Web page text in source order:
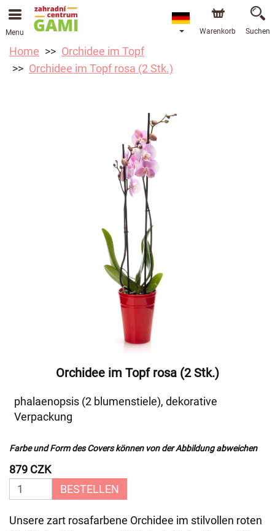
Menu Warenkorb Suchen
Home
Orchidee im Topf
Orchidee im Topf rosa (2 Stk.)
Orchidee im Topf rosa (2 Stk.)
phalaenopsis (2 blumenstiele), dekorative
Verpackung
Farbe und Form des Covers können von der Abbildung abweichen
879 CZK
BESTELLEN
Unsere zart rosafarbene Orchidee im stilvollen roten